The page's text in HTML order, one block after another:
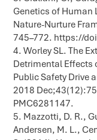
Genetics of Human
Nature-Nurture
745–772. https://
Worley SL. The
Detrimental Effects
Public Safety Drive
2018
PMC6281147.
Mazzotti, D. R.,
Andersen, M. L.,